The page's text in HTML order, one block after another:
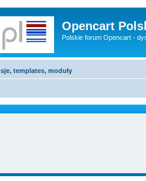
Opencart
Polskie forum Opencart -
templates, moduły